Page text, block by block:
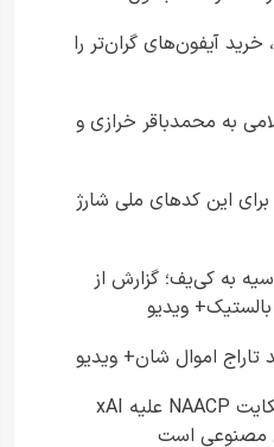
آیفون‌های گران‌تر را
به محمدباقر خرازی و
۱۴۰۵ از فردا برای این کدهای ملی شارژ
به کی‌یف؛ گزارش از
اموال شان+ ویدیو
وزارت دادگستری آمریکا: شکایت NAACP علیه xAI
مصنوعی است